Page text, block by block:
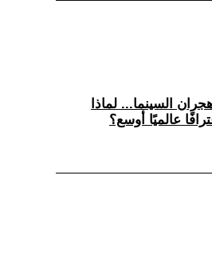
السينما... لماذا
عالميًا أوسع؟